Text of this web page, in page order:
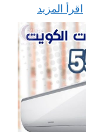
اقرأ المزيد